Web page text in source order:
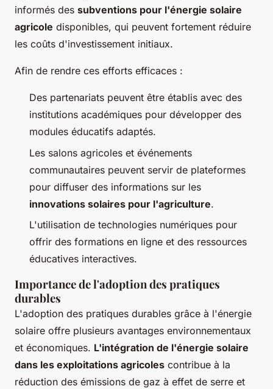
informés des subventions pour l'énergie solaire
agricole disponibles, qui peuvent fortement réduire
les coûts d'investissement initiaux.
Afin de rendre ces efforts efficaces :
Des partenariats peuvent être établis avec des
institutions académiques pour développer des
modules éducatifs adaptés.
Les salons agricoles et événements
communautaires peuvent servir de plateformes
pour diffuser des informations sur les
innovations solaires pour l'agriculture.
L'utilisation de technologies numériques pour
offrir des formations en ligne et des ressources
éducatives interactives.
Importance de l'adoption des pratiques
durables
L'adoption des pratiques durables grâce à l'énergie
solaire offre plusieurs avantages environnementaux
et économiques. L'intégration de l'énergie solaire
dans les exploitations agricoles contribue à la
réduction des émissions de gaz à effet de serre et